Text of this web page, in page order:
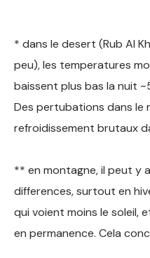
* dans le desert (Rub Al
peu), les temperatures
baissent plus bas la nuit
Des pertubations dans le
refroidissement brutaux
** en montagne, il peut y
differences, surtout en
qui voient moins le soleil,
en permanence. Cela